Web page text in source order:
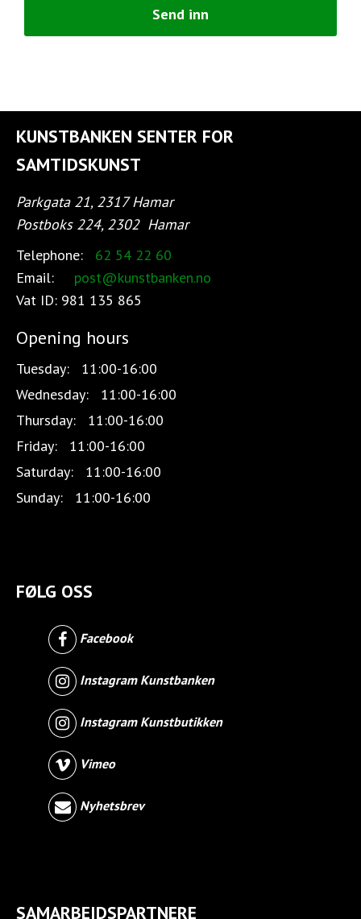
KUNSTBANKEN SENTER FOR
SAMTIDSKUNST
Parkgata 21, 2317 Hamar
Postboks 224, 2302 Hamar
Telephone:
62 54 22 60
Email:
post@kunstbanken.no
Vat ID: 981 135 865
Opening hours
Tuesday:
11:00-16:00
Wednesday:
11:00-16:00
Thursday:
11:00-16:00
Friday:
11:00-16:00
Saturday:
11:00-16:00
Sunday:
11:00-16:00
FØLG OSS
Facebook
Instagram Kunstbanken
Instagram Kunstbutikken
Vimeo
Nyhetsbrev
SAMARBEIDSPARTNERE